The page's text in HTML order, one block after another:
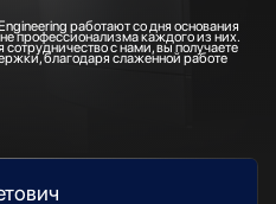
работают со дня основания
профессионализма каждого из них.
с нами, вы получаете
благодаря слаженной работе